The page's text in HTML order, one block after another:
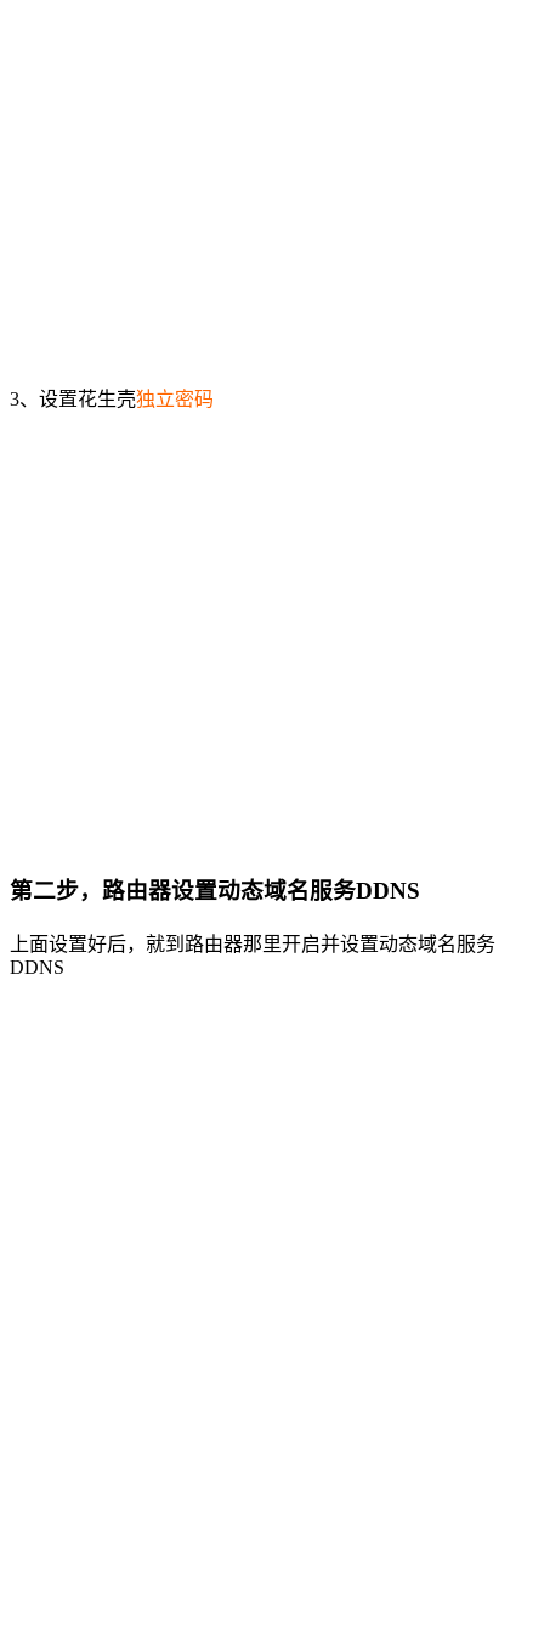
3、设置花生壳独立密码
第二步，路由器设置动态域名服务DDNS
上面设置好后，就到路由器那里开启并设置动态域名服务
DDNS